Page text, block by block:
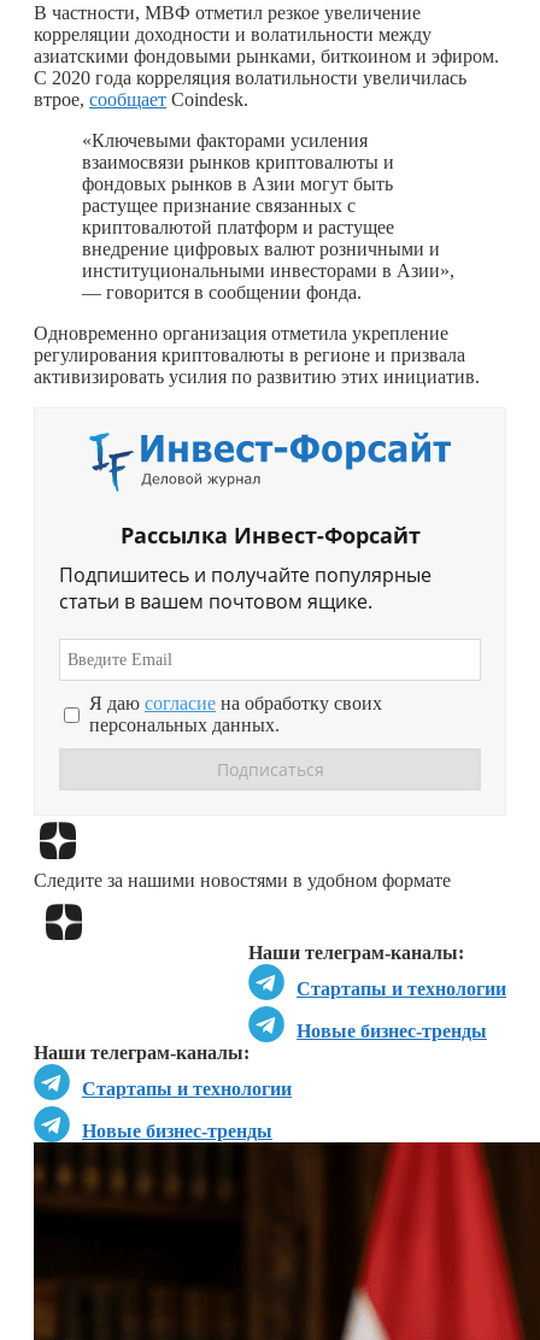
В частности, МВФ отметил резкое увеличение
корреляции доходности и волатильности между
азиатскими фондовыми рынками, биткоином и эфиром.
С 2020 года корреляция волатильности увеличилась
втрое, сообщает Coindesk.
«Ключевыми факторами усиления
взаимосвязи рынков криптовалюты и
фондовых рынков в Азии могут быть
растущее признание связанных с
криптовалютой платформ и растущее
внедрение цифровых валют розничными и
институциональными инвесторами в Азии»,
— говорится в сообщении фонда.
Одновременно организация отметила укрепление
регулирования криптовалюты в регионе и призвала
активизировать усилия по развитию этих инициатив.
Рассылка Инвест-Форсайт
Подпишитесь и получайте популярные
статьи в вашем почтовом ящике.
Я даю согласие на обработку своих
персональных данных.
Следите за нашими новостями в удобном формате
Наши телеграм-каналы:
Стартапы и технологии
Новые бизнес-тренды
Наши телеграм-каналы:
Стартапы и технологии
Новые бизнес-тренды